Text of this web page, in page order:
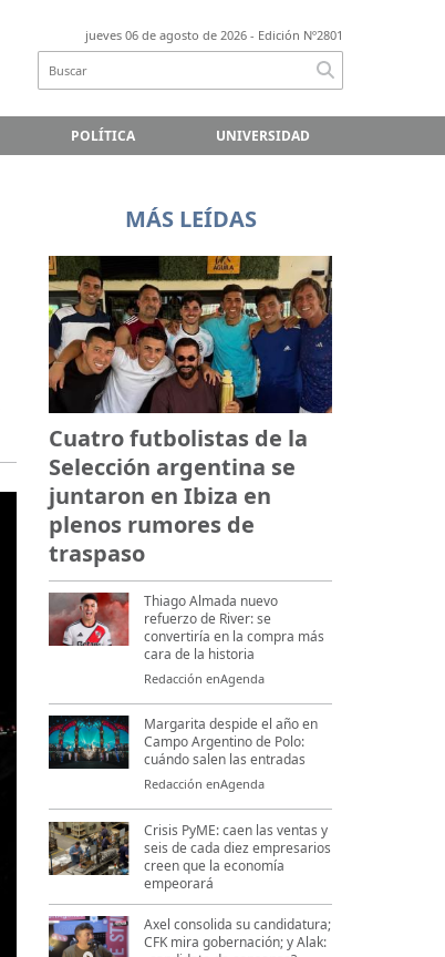
jueves 06 de agosto de 2026 - Edición Nº2801
POLÍTICA UNIVERSIDAD
MÁS LEÍDAS
Cuatro futbolistas de la
Selección argentina se
juntaron en Ibiza en
plenos rumores de
traspaso
Thiago Almada nuevo
refuerzo de River: se
convertiría en la compra más
cara de la historia
Redacción enAgenda
Margarita despide el año en
Campo Argentino de Polo:
cuándo salen las entradas
Redacción enAgenda
Crisis PyME: caen las ventas y
seis de cada diez empresarios
creen que la economía
empeorará
Axel consolida su candidatura;
CFK mira gobernación; y Alak: